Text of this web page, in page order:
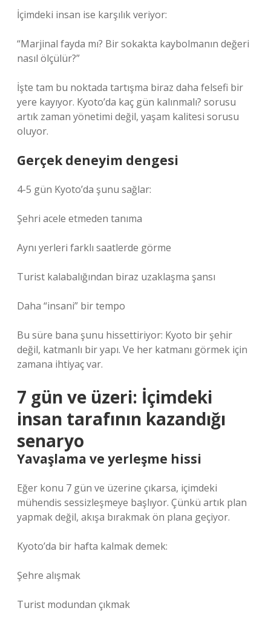
İçimdeki insan ise karşılık veriyor:
“Marjinal fayda mı? Bir sokakta kaybolmanın değeri
nasıl ölçülür?”
İşte tam bu noktada tartışma biraz daha felsefi bir
yere kayıyor. Kyoto’da kaç gün kalınmalı? sorusu
artık zaman yönetimi değil, yaşam kalitesi sorusu
oluyor.
Gerçek deneyim dengesi
4-5 gün Kyoto’da şunu sağlar:
Şehri acele etmeden tanıma
Aynı yerleri farklı saatlerde görme
Turist kalabalığından biraz uzaklaşma şansı
Daha “insani” bir tempo
Bu süre bana şunu hissettiriyor: Kyoto bir şehir
değil, katmanlı bir yapı. Ve her katmanı görmek için
zamana ihtiyaç var.
7 gün ve üzeri: İçimdeki
insan tarafının kazandığı
senaryo
Yavaşlama ve yerleşme hissi
Eğer konu 7 gün ve üzerine çıkarsa, içimdeki
mühendis sessizleşmeye başlıyor. Çünkü artık plan
yapmak değil, akışa bırakmak ön plana geçiyor.
Kyoto’da bir hafta kalmak demek:
Şehre alışmak
Turist modundan çıkmak